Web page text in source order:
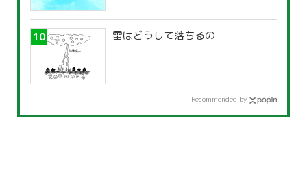
雷はどうして落ちるの
Recommended by